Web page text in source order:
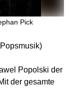
Pick
Popolski der
der gesamte